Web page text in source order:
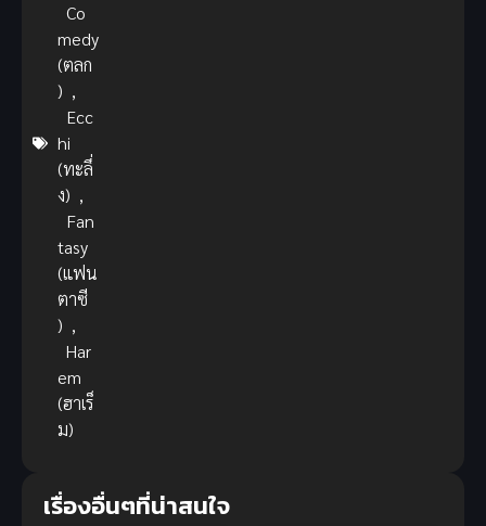
Co
medy
(ตลก
) ,
Ecc
hi
(ทะลึ่
ง) ,
Fan
tasy
(แฟน
ตาซี
) ,
Har
em
(ฮาเร็
ม)
เรื่องอื่นๆที่น่าสนใจ